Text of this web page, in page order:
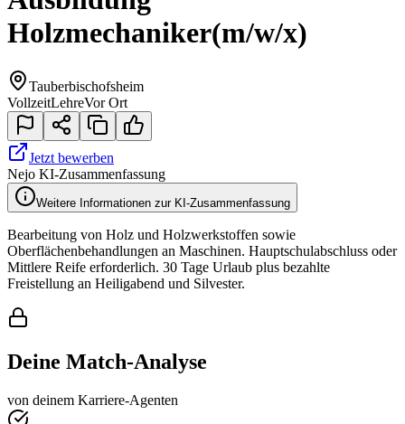
Holzmechaniker(m/w/x)
Tauberbischofsheim
VollzeitLehreVor Ort
Jetzt bewerben
Nejo KI-Zusammenfassung
Weitere Informationen zur KI-Zusammenfassung
Bearbeitung von Holz und Holzwerkstoffen sowie
Oberflächenbehandlungen an Maschinen. Hauptschulabschluss oder
Mittlere Reife erforderlich. 30 Tage Urlaub plus bezahlte
Freistellung an Heiligabend und Silvester.
Deine Match-Analyse
von deinem Karriere-Agenten